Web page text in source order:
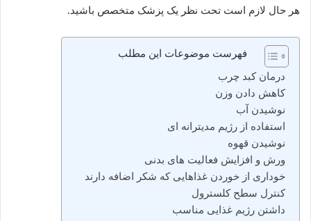
هر حال لازم است تحت نظر یک پزشک متخصص باشید.
فهرست موضوعات این مطلب
درمان کبد چرب
کاهش دادن وزن
نوشیدن آب
استفاده از رژیم مدیترانه ای
نوشیدن قهوه
ورش و افزایش فعالیت های بدنی
خوداری از خوردن غذاهایی که شکر اضافه دارند
کنترل سطح کلسترول
داشتن رژیم غذایی مناسب